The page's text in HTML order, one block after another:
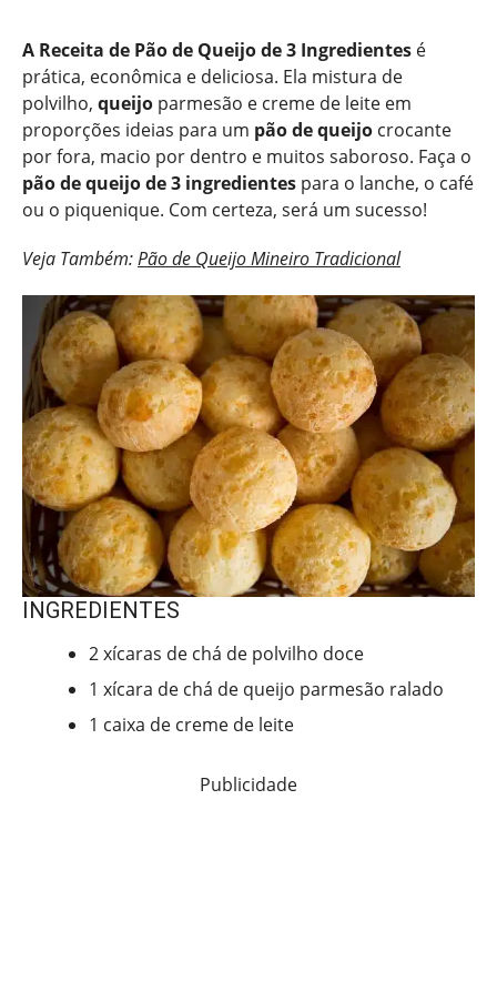
A Receita de Pão de Queijo de 3 Ingredientes é
prática, econômica e deliciosa. Ela mistura de
polvilho, queijo parmesão e creme de leite em
proporções ideias para um pão de queijo crocante
por fora, macio por dentro e muitos saboroso. Faça o
pão de queijo de 3 ingredientes para o lanche, o café
ou o piquenique. Com certeza, será um sucesso!
Veja Também:Pão de Queijo Mineiro Tradicional
INGREDIENTES
2 xícaras de chá de polvilho doce
1 xícara de chá de queijo parmesão ralado
1 caixa de creme de leite
Publicidade